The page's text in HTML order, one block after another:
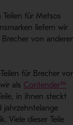
für Metsos
liefern wir
von
für Brecher
als Contender™
in ihnen steckt
jahrzehntelange
Viele dieser Teile